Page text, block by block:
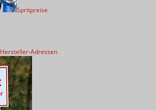
Spritpreise
Hersteller-Adressen